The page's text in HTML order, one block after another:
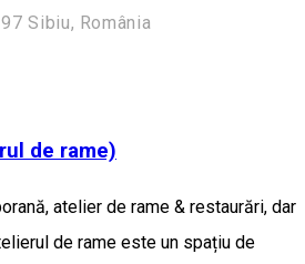
Sibiu, România
de rame)
atelier de rame & restaurări, dar
de rame este un spațiu de